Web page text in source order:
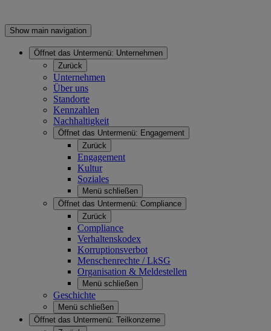
Show main navigation
Öffnet das Untermenü: Unternehmen
Zurück
Unternehmen
Über uns
Standorte
Kennzahlen
Nachhaltigkeit
Öffnet das Untermenü: Engagement
Zurück
Engagement
Kultur
Soziales
Menü schließen
Öffnet das Untermenü: Compliance
Zurück
Compliance
Verhaltenskodex
Korruptionsverbot
Menschenrechte / LkSG
Organisation & Meldestellen
Menü schließen
Geschichte
Menü schließen
Öffnet das Untermenü: Teilkonzerne